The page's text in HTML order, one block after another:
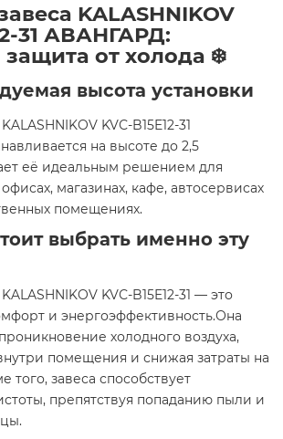
KALASHNIKOV
31 АВАНГАРД:
от холода ❄️
высота установки
KVС-B15E12-31
на высоте до 2,5
её идеальным решением для
магазинах, кафе, автосервисах
помещениях.
выбрать именно эту
KVС-B15E12-31 — это
и энергоэффективность.Она
холодного воздуха,
помещения и снижая затраты на
того, завеса способствует
препятствуя попаданию пыли и